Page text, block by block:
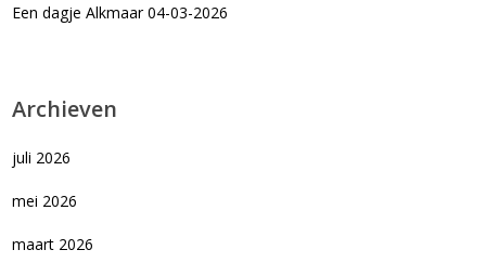
Een dagje Alkmaar 04-03-2026
Archieven
juli 2026
mei 2026
maart 2026